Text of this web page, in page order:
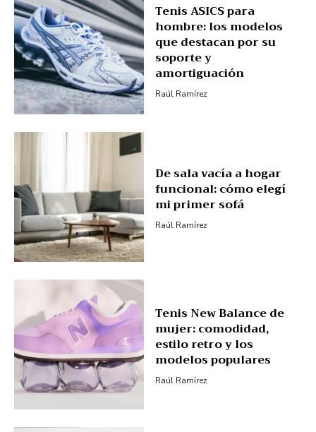
Tenis ASICS para
hombre: los modelos
que destacan por su
soporte y
amortiguación
Raúl Ramírez
De sala vacía a hogar
funcional: cómo elegí
mi primer sofá
Raúl Ramírez
Tenis New Balance de
mujer: comodidad,
estilo retro y los
modelos populares
Raúl Ramírez